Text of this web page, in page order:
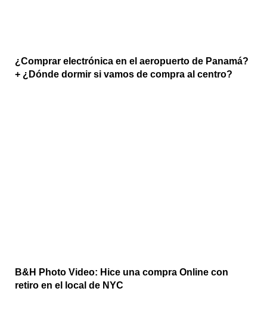
¿Comprar electrónica en el aeropuerto de Panamá?
+ ¿Dónde dormir si vamos de compra al centro?
B&H Photo Video: Hice una compra Online con
retiro en el local de NYC